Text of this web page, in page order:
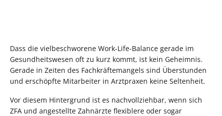
Dass die vielbeschworene Work-Life-Balance gerade im
Gesundheitswesen oft zu kurz kommt, ist kein Geheimnis.
Gerade in Zeiten des Fachkräftemangels sind Überstunden
und erschöpfte Mitarbeiter in Arztpraxen keine Seltenheit.
Vor diesem Hintergrund ist es nachvollziehbar, wenn sich
ZFA und angestellte Zahnärzte flexiblere oder sogar